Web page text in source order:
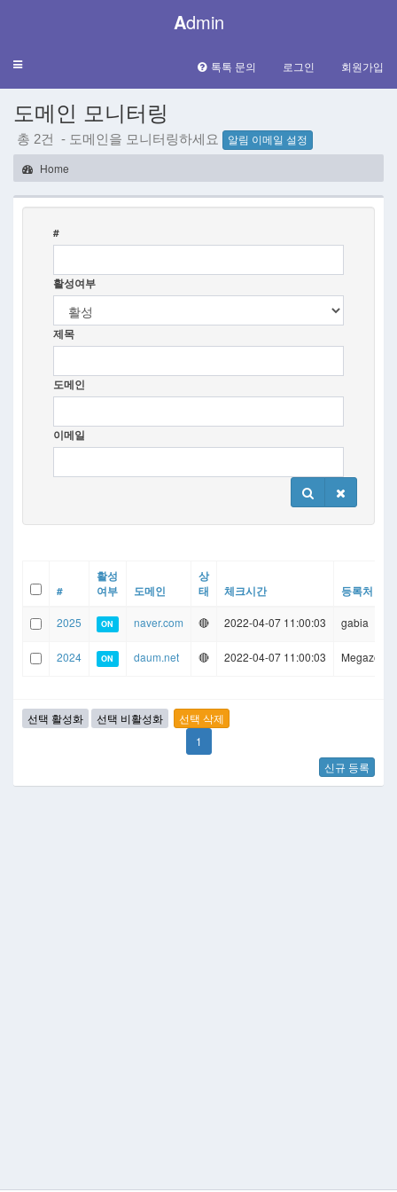
Admin
Toggle
톡톡 문의 로그인 회원가입
도메인 모니터링
총 2건 - 도메인을 모니터링하세요 알림 이메일 설정
Home
#
활성여부
제목
도메인
이메일
#
활성
여부
도메인
상
태
체크시간 등록처
2025 ON naver.com 🔴 2022-04-07 11:00:03 gabia
2024 ON daum.net 🔴 2022-04-07 11:00:03 Megazone
1
신규 등록